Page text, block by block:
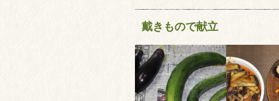
戴きもので献立